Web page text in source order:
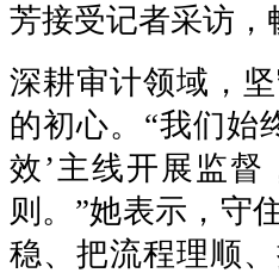
芳接受记者采访
深耕审计领域，
的初心。“我们
效’主线开展监督
则。”她表示，守
稳、把流程理顺